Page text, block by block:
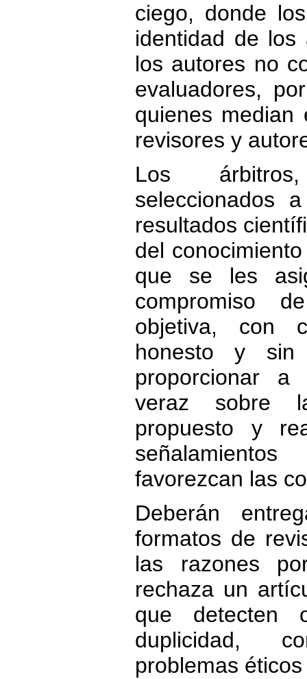
ciego, donde
identidad de
los autores no
evaluadores,
quienes median
revisores y
Los
seleccionados
resultados
del
que se les
compromiso
objetiva, con
honesto y
proporcionar a
veraz sobre
propuesto y
favorezcan las
Deberán
formatos de
las razones
rechaza un
que detecten
duplicidad,
problemas